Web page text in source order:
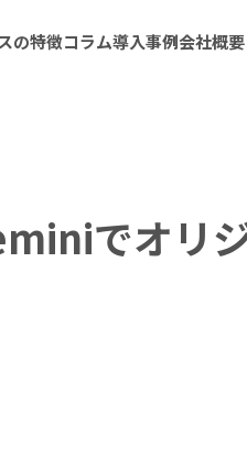
の特徴コラム導入事例会社概要
でオリ